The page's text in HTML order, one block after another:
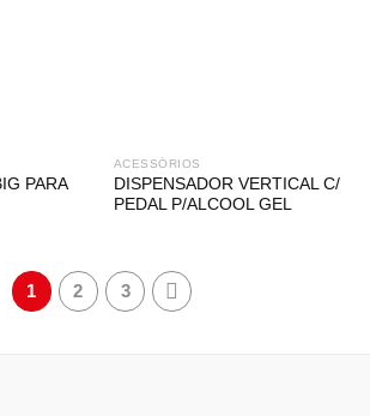
PARA
ACESSÓRIOS
DISPENSADOR VERTICAL C/
PEDAL P/ALCOOL GEL
1 2 3